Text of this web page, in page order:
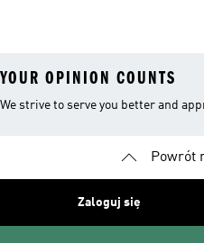
YOUR OPINION COUNTS
We strive to serve you better and
Powrót
Zaloguj się